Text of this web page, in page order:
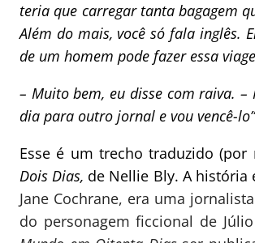
teria que carregar tanta bagagem
Além do mais, você só fala inglês.
de um homem pode fazer essa
– Muito bem, eu disse com raiva.
dia para outro jornal e vou vencê-
Esse é um trecho traduzido
Dois Dias, de Nellie Bly. A
Jane Cochrane, era uma
do personagem ficcional de